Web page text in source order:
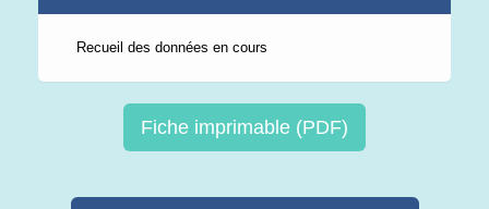
Recueil des données en cours
Fiche imprimable (PDF)